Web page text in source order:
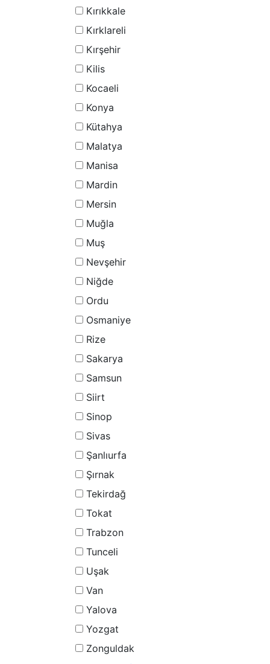
Kırıkkale
Kırklareli
Kırşehir
Kilis
Kocaeli
Konya
Kütahya
Malatya
Manisa
Mardin
Mersin
Muğla
Muş
Nevşehir
Niğde
Ordu
Osmaniye
Rize
Sakarya
Samsun
Siirt
Sinop
Sivas
Şanlıurfa
Şırnak
Tekirdağ
Tokat
Trabzon
Tunceli
Uşak
Van
Yalova
Yozgat
Zonguldak